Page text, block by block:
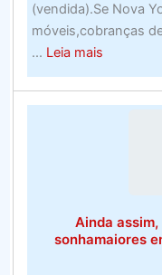
(vendida).Se Nova
móveis,cobranças
... Leia maisabout
Melhor
Mouse
(Avaliado
em
Ainda
sonhamaiores